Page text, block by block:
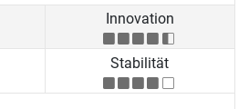
Innovation
Stabilität